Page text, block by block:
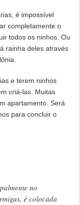
é impossível
completamente o
todos os ninhos. Ou
rainha deles através
e terem ninhos
criá-las. Muitas
apartamento. Será
para concluir o
no
é colocada